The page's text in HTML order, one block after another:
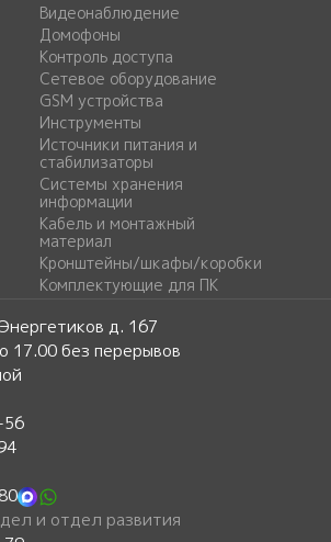
Видеонаблюдение
Домофоны
Контроль доступа
Сетевое оборудование
GSM устройства
Инструменты
Источники питания и
стабилизаторы
Системы хранения
информации
Кабель и монтажный
материал
Кронштейны/шкафы/коробки
Комплектующие для ПК
д. 167
17.00 без перерывов
56
и отдел развития